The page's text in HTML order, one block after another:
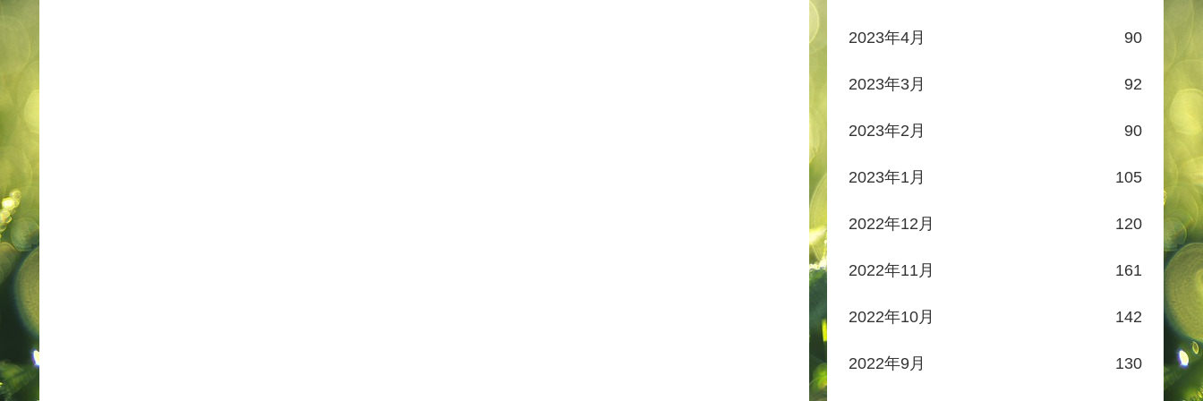
2023年4月 90
2023年3月 92
2023年2月 90
2023年1月 105
2022年12月 120
2022年11月 161
2022年10月 142
2022年9月 130